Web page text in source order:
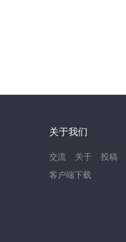
关于我们
交流 关于
投稿
客户端下载